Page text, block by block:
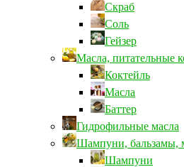
Скраб
Соль
Гейзер
Масла, питательные
Коктейль
Масла
Баттер
Гидрофильные масла
Шампуни, бальзамы,
Шампуни